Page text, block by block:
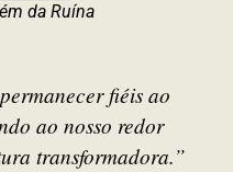
da Ruína
fiéis ao
ao nosso redor
transformadora.”